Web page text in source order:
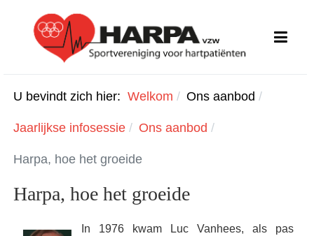
U bevindt zich hier: Welkom Ons aanbod
Jaarlijkse infosessie Ons aanbod
Harpa, hoe het groeide
Harpa, hoe het groeide
In 1976 kwam Luc Vanhees, als pas